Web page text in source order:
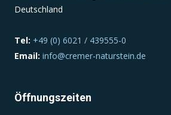
Deutschland
Tel: +49 (0) 6021 / 439555-0
Email: info@cremer-naturstein.de
Öffnungszeiten